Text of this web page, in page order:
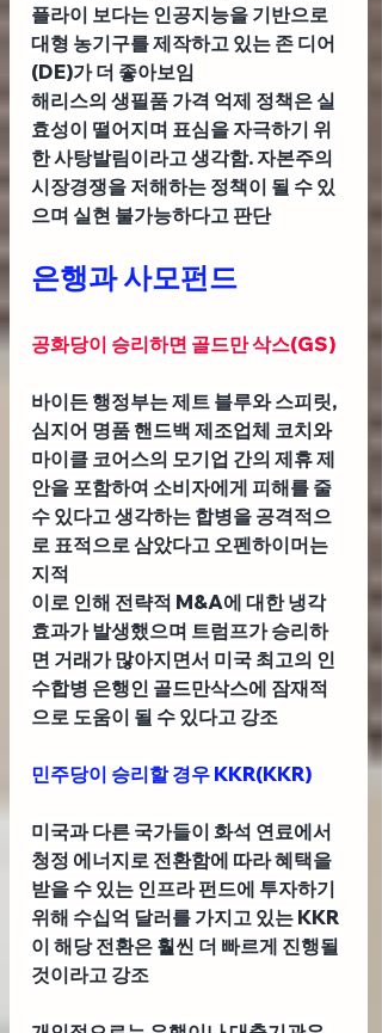
플라이 보다는 인공지능을 기반으로
대형 농기구를 제작하고 있는 존 디어
(DE)가 더 좋아보임
해리스의 생필품 가격 억제 정책은 실
효성이 떨어지며 표심을 자극하기 위
한 사탕발림이라고 생각함. 자본주의
시장경쟁을 저해하는 정책이 될 수 있
으며 실현 불가능하다고 판단
은행과 사모펀드
공화당이 승리하면 골드만 삭스(GS)
바이든 행정부는 제트 블루와 스피릿,
심지어 명품 핸드백 제조업체 코치와
마이클 코어스의 모기업 간의 제휴 제
안을 포함하여 소비자에게 피해를 줄
수 있다고 생각하는 합병을 공격적으
로 표적으로 삼았다고 오펜하이머는
지적
이로 인해 전략적 M&A에 대한 냉각
효과가 발생했으며 트럼프가 승리하
면 거래가 많아지면서 미국 최고의 인
수합병 은행인 골드만삭스에 잠재적
으로 도움이 될 수 있다고 강조
민주당이 승리할 경우 KKR(KKR)
미국과 다른 국가들이 화석 연료에서
청정 에너지로 전환함에 따라 혜택을
받을 수 있는 인프라 펀드에 투자하기
위해 수십억 달러를 가지고 있는 KKR
이 해당 전환은 훨씬 더 빠르게 진행될
것이라고 강조